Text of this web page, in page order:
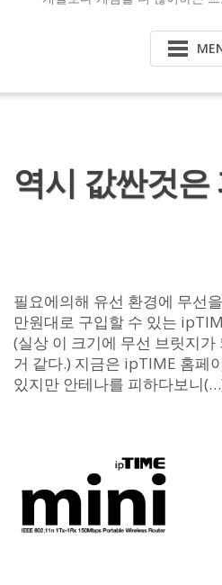
역시 값싼것
필요에의해 유선 환경에 무선
만원대로 구입할 수 있는
(실상 이 크기에 무선 브릿지
거 같다.) 지금은 ipTIME 홈페
있지만 안테나를 피하다보니